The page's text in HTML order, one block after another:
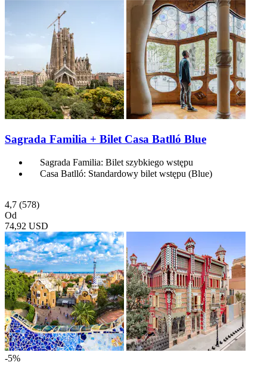
Sagrada Familia + Bilet Casa Batlló Blue
Sagrada Familia: Bilet szybkiego wstępu
Casa Batlló: Standardowy bilet wstępu (Blue)
4,7 (578)
Od
74,92 USD
-5%